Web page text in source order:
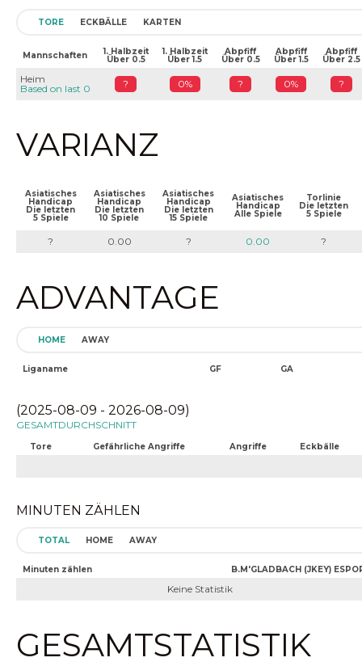
TORE ECKBÄLLE KARTEN
Mannschaften 1. Halbzeit
Über 0.5
1. Halbzeit
Über 1.5
Abpfiff
Über 0.5
Abpfiff
Über 1.5
Abpfiff
Über 2.5
Heim
Based on last 0
? 0% ? 0% ?
VARIANZ
Asiatisches
Handicap
Die letzten
5 Spiele
Asiatisches
Handicap
Die letzten
10 Spiele
Asiatisches
Handicap
Die letzten
15 Spiele
Asiatisches
Handicap
Alle Spiele
Torlinie
Die letzten
5 Spiele
? 0.00 ? 0.00 ?
ADVANTAGE
HOME AWAY
Liganame GF GA
(2025-08-09 - 2026-08-09)
GESAMTDURCHSCHNITT
Tore Gefährliche Angriffe Angriffe Eckbälle
MINUTEN ZÄHLEN
TOTAL HOME AWAY
Minuten zählen B.M'GLADBACH (JKEY)
Keine Statistik
GESAMTSTATISTIK